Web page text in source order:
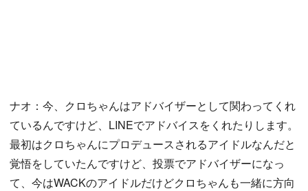
ナオ：今、クロちゃんはアドバイザーとして関わってくれ
ているんですけど、LINEでアドバイスをくれたりします。
最初はクロちゃんにプロデュースされるアイドルなんだと
覚悟をしていたんですけど、投票でアドバイザーになっ
て、今はWACKのアイドルだけどクロちゃんも一緒に方向